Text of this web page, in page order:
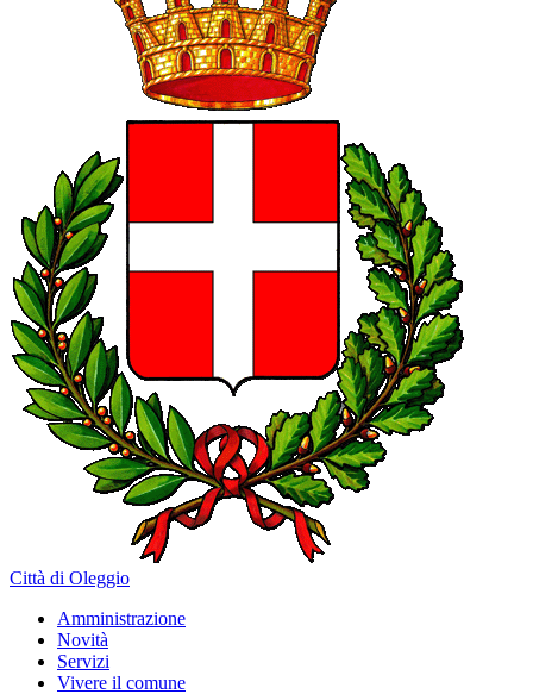
Città di Oleggio
Amministrazione
Novità
Servizi
Vivere il comune